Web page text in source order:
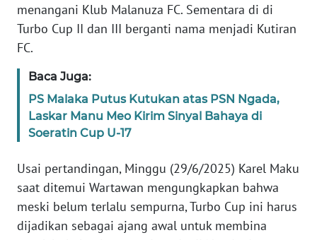
menangani Klub Malanuza FC. Sementara di di
Turbo Cup II dan III berganti nama menjadi Kutiran
FC.
Baca Juga:
PS Malaka Putus Kutukan atas PSN Ngada,
Laskar Manu Meo Kirim Sinyal Bahaya di
Soeratin Cup U-17
Usai pertandingan, Minggu (29/6/2025) Karel Maku
saat ditemui Wartawan mengungkapkan bahwa
meski belum terlalu sempurna, Turbo Cup ini harus
dijadikan sebagai ajang awal untuk membina
NTT
KEPRI
WN
PAPUA
PAPUA
BARAT
WN